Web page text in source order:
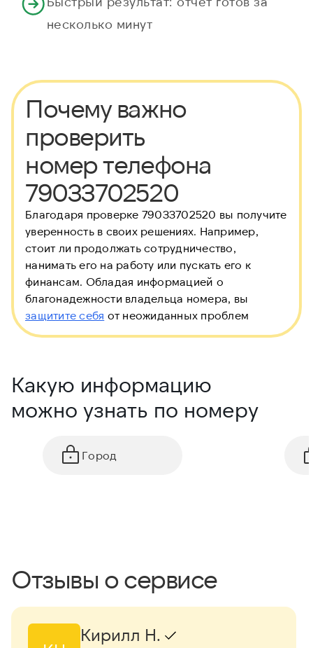
несколько минут
Почему важно
проверить
номер телефона
79033702520
Благодаря проверке 79033702520 вы получите
уверенность в своих решениях. Например,
стоит ли продолжать сотрудничество,
нанимать его на работу или пускать его к
финансам. Обладая информацией о
благонадежности владельца номера, вы
защитите себя от неожиданных проблем
Какую информацию
можно узнать по номеру
Город
Отзывы о сервисе
Кирилл Н.